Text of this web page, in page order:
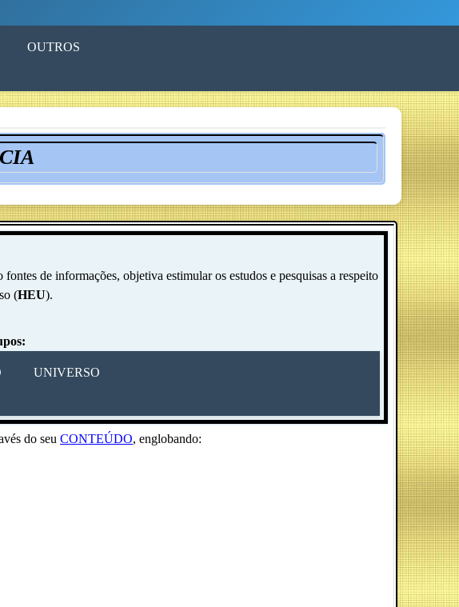
OUTROS
fontes de informações, objetiva estimular os estudos e pesquisas a respeito
(HEU).
UNIVERSO
do seu CONTEÚDO, englobando: